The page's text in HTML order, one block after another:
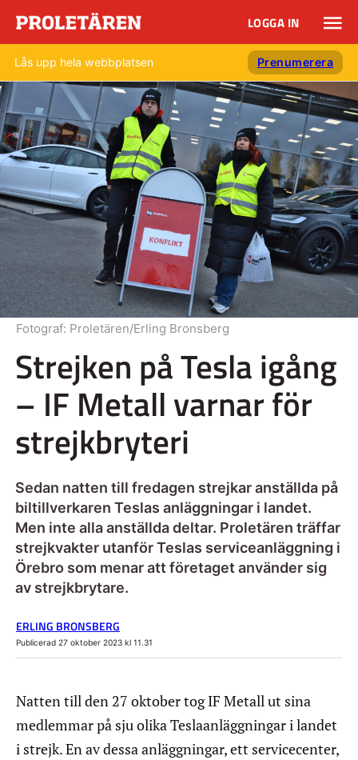
LOGGA IN
Lås upp hela webbplatsen Prenumerera
Strejken på Tesla igång
– IF Metall varnar för
strejkbryteri
Sedan natten till fredagen strejkar anställda på
biltillverkaren Teslas anläggningar i landet.
Men inte alla anställda deltar. Proletären träffar
strejkvakter utanför Teslas serviceanläggning i
Örebro som menar att företaget använder sig
av strejkbrytare.
Fotograf: Proletären/Erling Bronsberg
ERLING BRONSBERG
Publicerad 27 oktober 2023 kl 11.31
Natten till den 27 oktober tog IF Metall ut sina
medlemmar på sju olika Teslaanläggningar i landet
i strejk. En av dessa anläggningar, ett servicecenter,